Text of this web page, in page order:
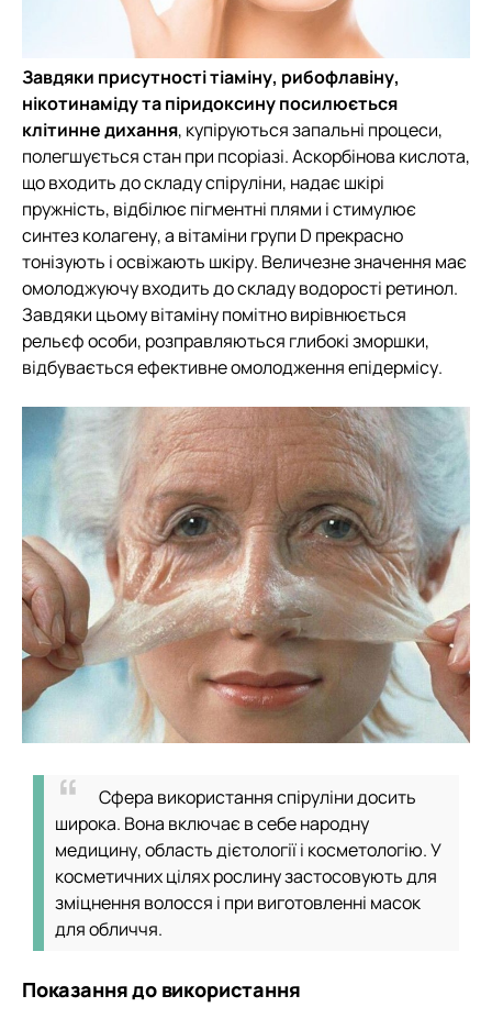
Завдяки присутності тіаміну, рибофлавіну,
нікотинаміду та піридоксину посилюється
клітинне дихання, купіруються запальні процеси,
полегшується стан при псоріазі. Аскорбінова кислота,
що входить до складу спіруліни, надає шкірі
пружність, відбілює пігментні плями і стимулює
синтез колагену, а вітаміни групи D прекрасно
тонізують і освіжають шкіру. Величезне значення має
омолоджуючу входить до складу водорості ретинол.
Завдяки цьому вітаміну помітно вирівнюється
рельєф особи, розправляються глибокі зморшки,
відбувається ефективне омолодження епідермісу.
Сфера використання спіруліни досить
широка. Вона включає в себе народну
медицину, область дієтології і косметологію. У
косметичних цілях рослину застосовують для
зміцнення волосся і при виготовленні масок
для обличчя.
Показання до використання